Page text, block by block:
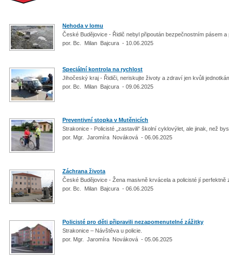
Nehoda v lomu
České Budějovice - Řidič nebyl připoután bezpečnostním pásem
por. Bc. Milan Bajcura - 10.06.2025
Speciální kontrola na rychlost
Jihočeský kraj - Řidiči, neriskujte životy a zdraví jen kvůli
por. Bc. Milan Bajcura - 09.06.2025
Preventivní stopka v Mutěnicích
Strakonice - Policisté „zastavili“ školní cyklovýlet, ale jinak, než
por. Mgr. Jaromíra Nováková - 06.06.2025
Záchrana života
České Budějovice - Žena masivně krvácela a policisté jí
por. Bc. Milan Bajcura - 06.06.2025
Policisté pro děti připravili nezapomenutelné zážitky
Strakonice – Návštěva u policie.
por. Mgr. Jaromíra Nováková - 05.06.2025